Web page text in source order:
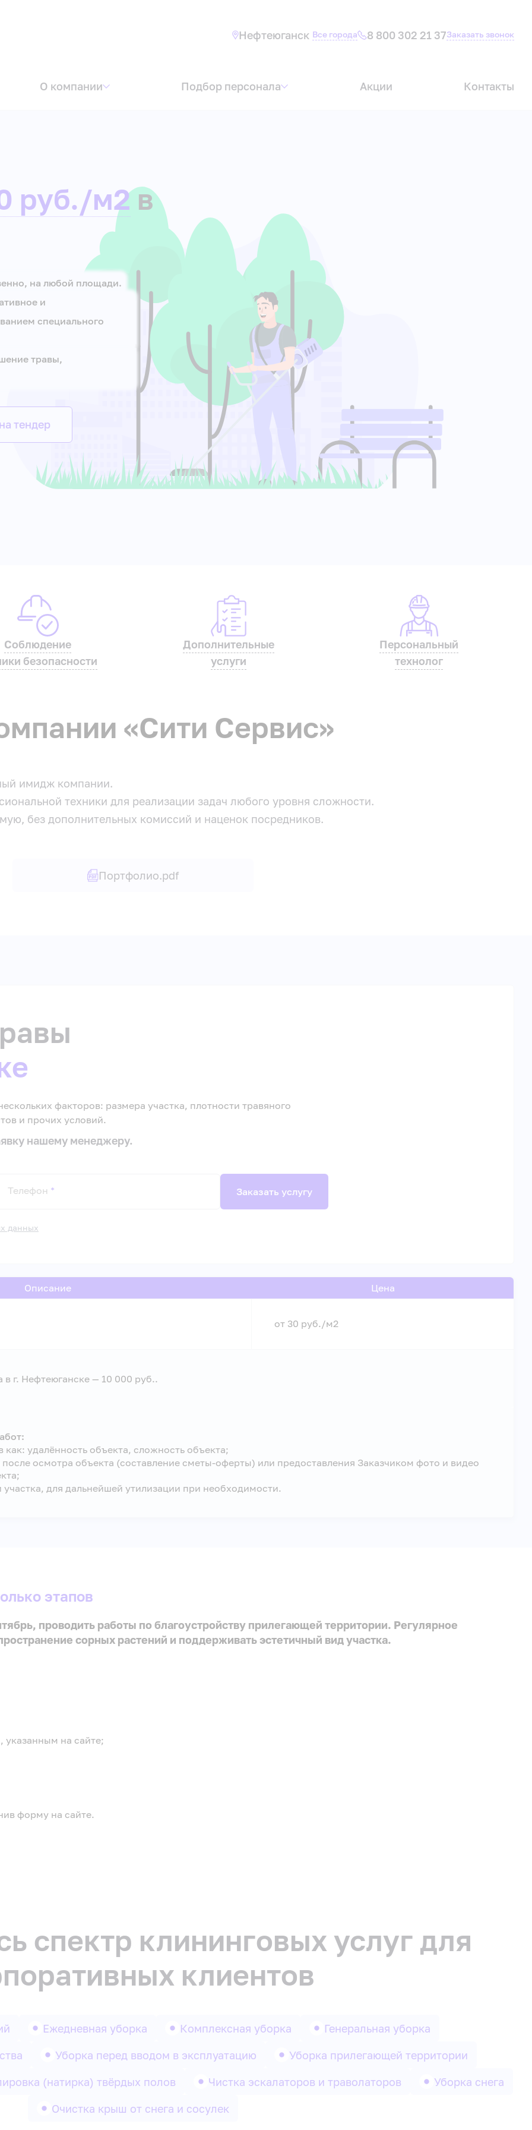
Нефтеюганск Все города 8 800 302 21 37Заказать звонок
О компании Подбор персонала Акции Контакты
руб./м2в
на любой площади.
и
специального
травы,
тендер
Соблюдение
безопасности
Дополнительные
услуги
Персональный
технолог
«Сити Сервис»
имидж компании.
техники для реализации задач любого уровня сложности.
без дополнительных комиссий и наценок посредников.
Портфолио.pdf
факторов: размера участка, плотности травяного
и прочих условий.
нашему менеджеру.
Телефон * Заказать услугу
данных
Описание Цена
от 30 руб./м2
г. Нефтеюганске — 10 000 руб..
как: удалённость объекта, сложность объекта;
после осмотра объекта (составление сметы-оферты) или предоставления Заказчиком фото и видео
участка, для дальнейшей утилизации при необходимости.
этапов
проводить работы по благоустройству прилегающей территории. Регулярное
сорных растений и поддерживать эстетичный вид участка.
указанным на сайте;
форму на сайте.
спектр клининговых услуг для
клиентов
Ежедневная уборка Комплексная уборка Генеральная уборка
Уборка перед вводом в эксплуатацию Уборка прилегающей территории
(натирка) твёрдых полов Чистка эскалаторов и траволаторов Уборка снега
Очистка крыш от снега и сосулек